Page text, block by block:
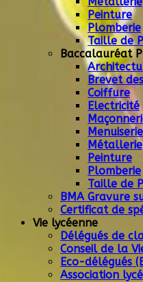
Peinture
Plomberie
Taille de
Baccalauréat
Brevet
Coiffure
Electricité
Menuiserie
Métallerie
Peinture
Plomberie
Taille de
BMA Gravure
Certificat de
Vie lycéenne
Délégués de
Conseil de la
Eco-délégués
Association